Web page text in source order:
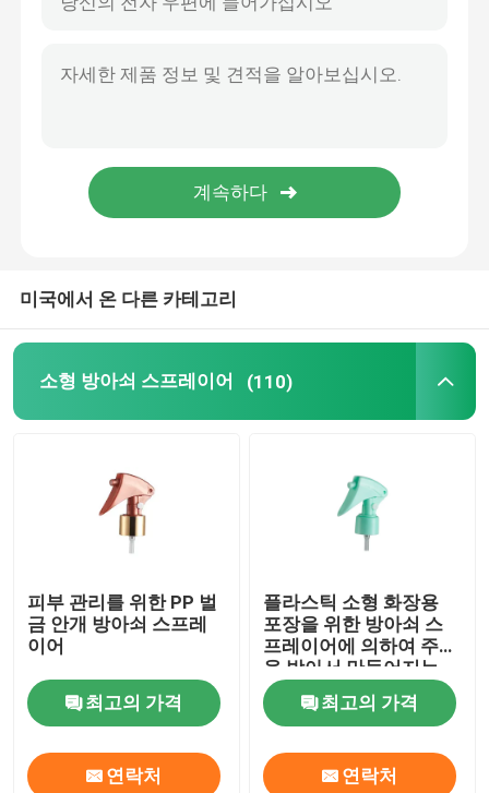
정밀한 안개 스프레이어
입술 광택 튜브
무른 크림 병
비어 있는 탈취 스틱
정유 유리병
향기 분무 병
미국에서 온 다른 카테고리
소형 방아쇠 스프레이어 (110)
피부 관리를 위한 PP 벌
금 안개 방아쇠 스프레
이어
최고의 가격
연락처
플라스틱 소형 화장용
포장을 위한 방아쇠 스
프레이어에 의하여 주문
을 받아서 만들어지는
색깔
최고의 가격
연락처